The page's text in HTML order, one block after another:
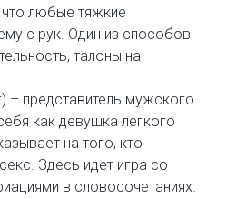
что любые тяжкие
с рук. Один из способов
талоны на
– представитель мужского
как девушка легкого
на того, кто
Здесь идет игра со
в словосочетаниях.